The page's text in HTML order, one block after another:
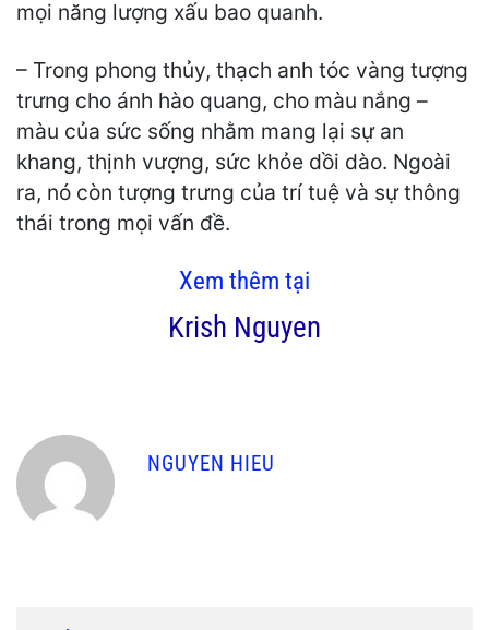
mọi năng lượng xấu bao quanh.
– Trong phong thủy, thạch anh tóc vàng tượng
trưng cho ánh hào quang, cho màu nắng –
màu của sức sống nhằm mang lại sự an
khang, thịnh vượng, sức khỏe dồi dào. Ngoài
ra, nó còn tượng trưng của trí tuệ và sự thông
thái trong mọi vấn đề.
Xem thêm tại
Krish Nguyen
NGUYEN HIEU